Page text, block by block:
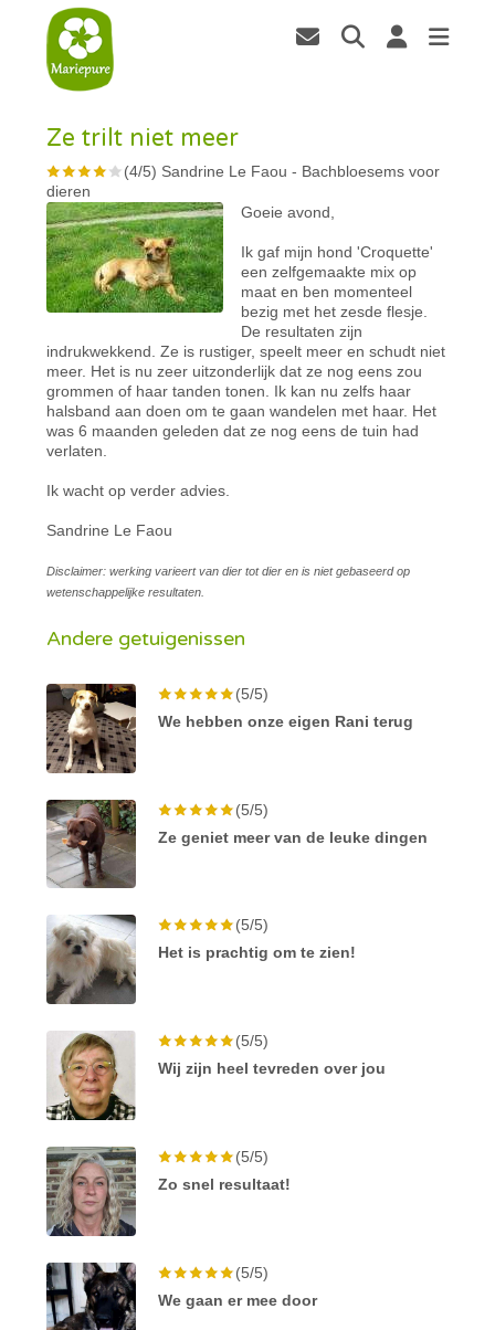
Ze trilt niet meer
(4/5) Sandrine Le Faou - Bachbloesems voor
dieren
Goeie avond,
Ik gaf mijn hond 'Croquette'
een zelfgemaakte mix op
maat en ben momenteel
bezig met het zesde flesje.
De resultaten zijn
indrukwekkend. Ze is rustiger, speelt meer en schudt niet
meer. Het is nu zeer uitzonderlijk dat ze nog eens zou
grommen of haar tanden tonen. Ik kan nu zelfs haar
halsband aan doen om te gaan wandelen met haar. Het
was 6 maanden geleden dat ze nog eens de tuin had
verlaten.
Ik wacht op verder advies.
Sandrine Le Faou
Disclaimer: werking varieert van dier tot dier en is niet gebaseerd op
wetenschappelijke resultaten.
Andere getuigenissen
(5/5)
We hebben onze eigen Rani terug
(5/5)
Ze geniet meer van de leuke dingen
(5/5)
Het is prachtig om te zien!
(5/5)
Wij zijn heel tevreden over jou
(5/5)
Zo snel resultaat!
(5/5)
We gaan er mee door